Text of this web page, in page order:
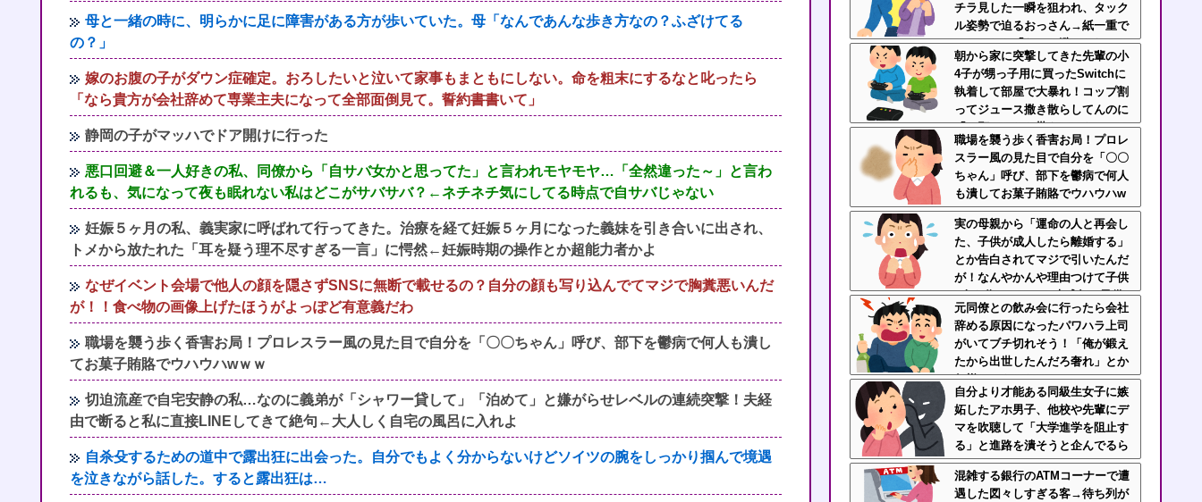
母と一緒の時に、明らかに足に障害がある方が歩いていた。母「なんであんな歩き方なの？ふざけてる
の？」
嫁のお腹の子がダウン症確定。おろしたいと泣いて家事もまともにしない。命を粗末にするなと叱ったら
「なら貴方が会社辞めて専業主夫になって全部面倒見て。誓約書書いて」
静岡の子がマッハでドア開けに行った
悪口回避＆一人好きの私、同僚から「自サバ女かと思ってた」と言われモヤモヤ…「全然違った～」と言わ
れるも、気になって夜も眠れない私はどこがサバサバ？←ネチネチ気にしてる時点で自サバじゃない
妊娠５ヶ月の私、義実家に呼ばれて行ってきた。治療を経て妊娠５ヶ月になった義妹を引き合いに出され、
トメから放たれた「耳を疑う理不尽すぎる一言」に愕然←妊娠時期の操作とか超能力者かよ
なぜイベント会場で他人の顔を隠さずSNSに無断で載せるの？自分の顔も写り込んでてマジで胸糞悪いんだ
が！！食べ物の画像上げたほうがよっぽど有意義だわ
職場を襲う歩く香害お局！プロレスラー風の見た目で自分を「〇〇ちゃん」呼び、部下を鬱病で何人も潰し
てお菓子賄賂でウハウハwｗｗ
切迫流産で自宅安静の私…なのに義弟が「シャワー貸して」「泊めて」と嫌がらせレベルの連続突撃！夫経
由で断ると私に直接LINEしてきて絶句←大人しく自宅の風呂に入れよ
自杀殳するための道中で露出狂に出会った。自分でもよく分からないけどソイツの腕をしっかり掴んで境遇
を泣きながら話した。すると露出狂は…
チラ見した一瞬を狙われ、タック
ル姿勢で迫るおっさん→紙一重で
かわしたら「なんで避けられるん
だよ！」と絶叫逃走
朝から家に突撃してきた先輩の小
4子が甥っ子用に買ったSwitchに
執着して部屋で大暴れ！コップ割
ってジュース撒き散らしてんのに
「お願いしたら貰えるかもｗ」と
ヘラヘラ笑って片付けもしない…
先輩にブチ切れそう
職場を襲う歩く香害お局！プロレ
スラー風の見た目で自分を「〇〇
ちゃん」呼び、部下を鬱病で何人
も潰してお菓子賄賂でウハウハw
ｗｗ
実の母親から「運命の人と再会し
た、子供が成人したら離婚する」
とか告白されてマジで引いたんだ
が！なんやかんや理由つけて子供
4人も作っておいて未成年の子供
に言う話かよ！
元同僚との飲み会に行ったら会社
辞める原因になったパワハラ上司
がいてブチ切れそう！「俺が鍛え
たから出世したんだろ奢れ」とか
何様のつもりだ？
自分より才能ある同級生女子に嫉
妬したアホ男子、他校や先輩にデ
マを吹聴して「大学進学を阻止す
る」と進路を潰そうと企んでるら
しい
混雑する銀行のATMコーナーで遭
遇した図々しすぎる客→待ち列が